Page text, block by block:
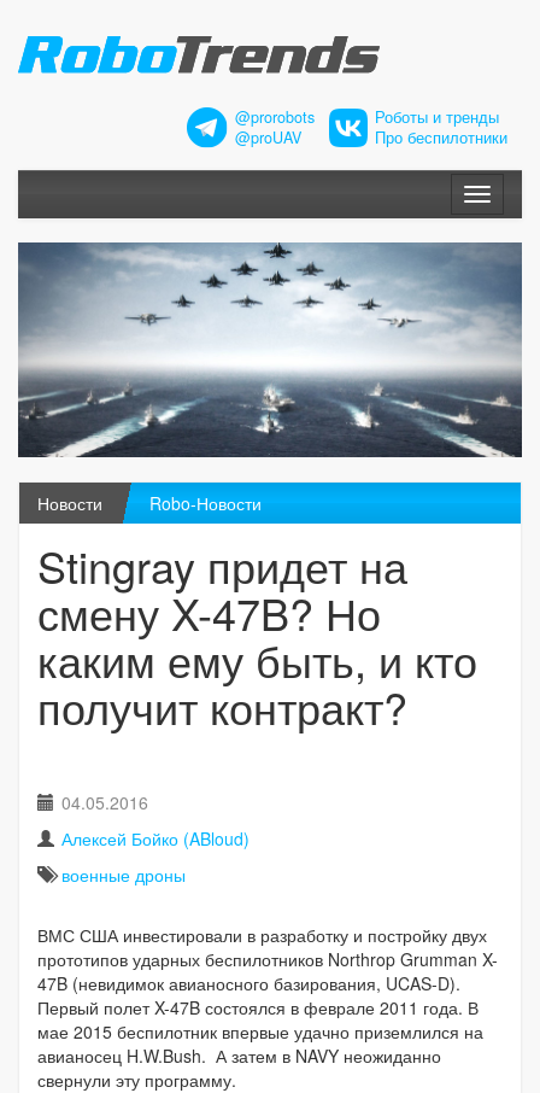
@prorobots
@proUAV
Роботы и тренды
Про беспилотники
Меню
Новости Robo-Новости
Stingray придет на
смену X-47B? Но
каким ему быть, и кто
получит контракт?
04.05.2016
Алексей Бойко (ABloud)
военные дроны
ВМС США инвестировали в разработку и постройку двух
прототипов ударных беспилотников Northrop Grumman X-
47B (невидимок авианосного базирования, UCAS-D).
Первый полет X-47B состоялся в феврале 2011 года. В
мае 2015 беспилотник впервые удачно приземлился на
авианосец H.W.Bush. А затем в NAVY неожиданно
свернули эту программу.